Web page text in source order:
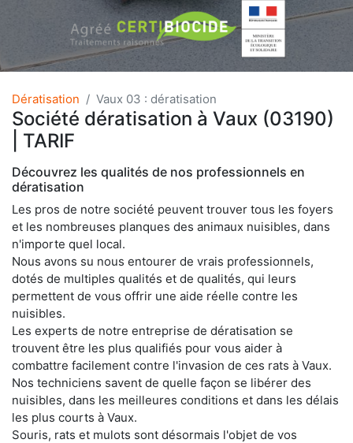
Dératisation Vaux 03 : dératisation
Société dératisation à Vaux (03190)
| TARIF
Découvrez les qualités de nos professionnels en
dératisation
Les pros de notre société peuvent trouver tous les foyers
et les nombreuses planques des animaux nuisibles, dans
n'importe quel local.
Nous avons su nous entourer de vrais professionnels,
dotés de multiples qualités et de qualités, qui leurs
permettent de vous offrir une aide réelle contre les
nuisibles.
Les experts de notre entreprise de dératisation se
trouvent être les plus qualifiés pour vous aider à
combattre facilement contre l'invasion de ces rats à Vaux.
Nos techniciens savent de quelle façon se libérer des
nuisibles, dans les meilleures conditions et dans les délais
les plus courts à Vaux.
Souris, rats et mulots sont désormais l'objet de vos